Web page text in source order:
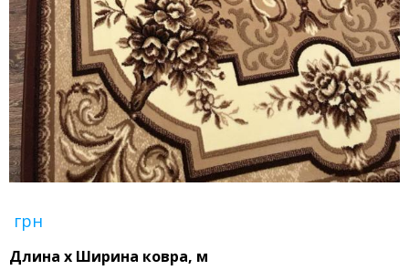
грн
Длина x Ширина ковра, м